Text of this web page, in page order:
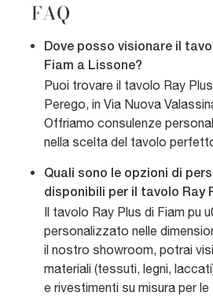
FAQ
Dove posso visionare il
Fiam a Lissone?
Puoi trovare il tavolo Ray
Perego, in Via Nuova
Offriamo consulenze
nella scelta del tavolo
Quali sono le opzioni di
disponibili per il tavolo Ray
Il tavolo Ray Plus di Fiam pu
personalizzato nelle
il nostro showroom, potrai
materiali (tessuti, legni,
e rivestimenti su misura per